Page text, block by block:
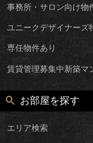
事務所・サロン向け物
ユニークデザイナーズ
専任物件あり
賃貸管理募集中新築マ
お部屋を探す
エリア検索